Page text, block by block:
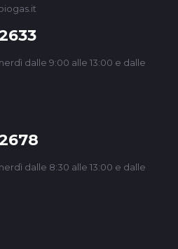
dalle 9:00 alle 13:00 e dalle
dalle 8:30 alle 13:00 e dalle